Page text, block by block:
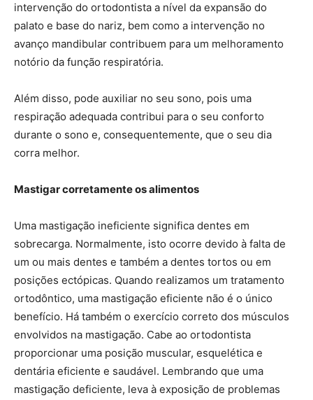
intervenção do ortodontista a nível da expansão do
palato e base do nariz, bem como a intervenção no
avanço mandibular contribuem para um melhoramento
notório da função respiratória.
Além disso, pode auxiliar no seu sono, pois uma
respiração adequada contribui para o seu conforto
durante o sono e, consequentemente, que o seu dia
corra melhor.
Mastigar corretamente os alimentos
Uma mastigação ineficiente significa dentes em
sobrecarga. Normalmente, isto ocorre devido à falta de
um ou mais dentes e também a dentes tortos ou em
posições ectópicas. Quando realizamos um tratamento
ortodôntico, uma mastigação eficiente não é o único
benefício. Há também o exercício correto dos músculos
envolvidos na mastigação. Cabe ao ortodontista
proporcionar uma posição muscular, esquelética e
dentária eficiente e saudável. Lembrando que uma
mastigação deficiente, leva à exposição de problemas